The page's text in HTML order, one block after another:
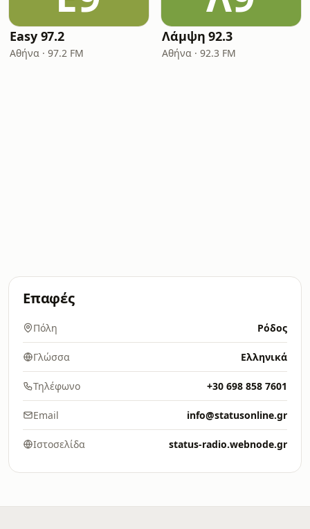
Easy 97.2
Αθήνα · 97.2 FM
Λάμψη 92.3
Αθήνα · 92.3 FM
Επαφές
Πόλη Ρόδος
Γλώσσα Ελληνικά
Τηλέφωνο +30 698 858 7601
Email info@statusonline.gr
Ιστοσελίδα status-radio.webnode.gr